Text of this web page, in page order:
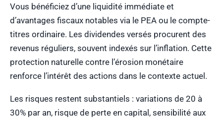
Vous bénéficiez d’une liquidité immédiate et
d’avantages fiscaux notables via le PEA ou le compte-
titres ordinaire. Les dividendes versés procurent des
revenus réguliers, souvent indexés sur l’inflation. Cette
protection naturelle contre l’érosion monétaire
renforce l’intérêt des actions dans le contexte actuel.
Les risques restent substantiels : variations de 20 à
30% par an, risque de perte en capital, sensibilité aux